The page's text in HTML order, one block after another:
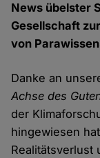
News übelster
Gesellschaft
von
Danke an
Achse des
der
hingewiesen
Realitätsverlust